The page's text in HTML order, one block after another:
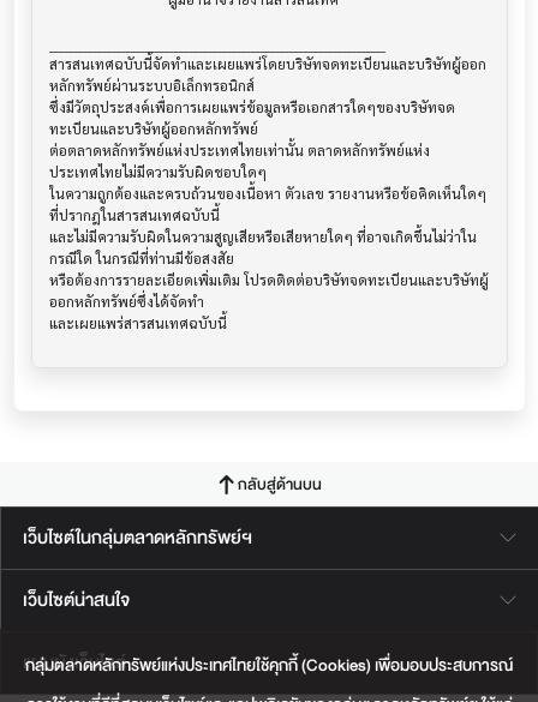
กลุ่มตลาดหลักทรัพย์แห่งประเทศไทยใช้คุกกี้ (Cookies) เพื่อมอบประสบการณ์
สารสนเทศฉบับนี้จัดทำและเผยแพร่โดยบริษัทจดทะเบียนและบริษัทผู้ออก
หลักทรัพย์ผ่านระบบอิเล็กทรอนิกส์
ซึ่งมีวัตถุประสงค์เพื่อการเผยแพร่ข้อมูลหรือเอกสารใดๆของบริษัทจด
ทะเบียนและบริษัทผู้ออกหลักทรัพย์
ต่อตลาดหลักทรัพย์แห่งประเทศไทยเท่านั้น ตลาดหลักทรัพย์แห่ง
ประเทศไทยไม่มีความรับผิดชอบใดๆ
ในความถูกต้องและครบถ้วนของเนื้อหา ตัวเลข รายงานหรือข้อคิดเห็นใดๆ
ที่ปรากฎในสารสนเทศฉบับนี้
และไม่มีความรับผิดในความสูญเสียหรือเสียหายใดๆ ที่อาจเกิดขึ้นไม่ว่าใน
กรณีใด ในกรณีที่ท่านมีข้อสงสัย
หรือต้องการรายละเอียดเพิ่มเติม โปรดติดต่อบริษัทจดทะเบียนและบริษัทผู้
ออกหลักทรัพย์ซึ่งได้จัดทำ
และเผยแพร่สารสนเทศฉบับนี้
กลับสู่ด้านบน
เว็บไซต์ในกลุ่มตลาดหลักทรัพย์ฯ
เว็บไซต์น่าสนใจ
แผนผังเว็บไซต์